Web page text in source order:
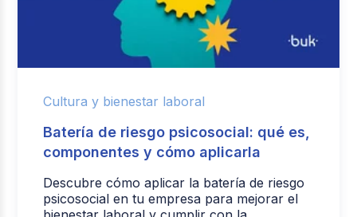
Cultura y bienestar laboral
Batería de riesgo psicosocial: qué es,
componentes y cómo aplicarla
Descubre cómo aplicar la batería de riesgo
psicosocial en tu empresa para mejorar el